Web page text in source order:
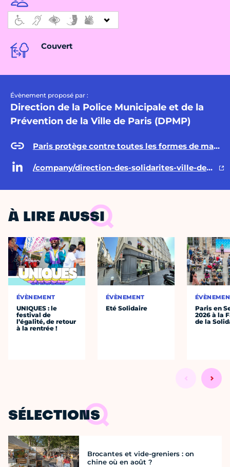
Couvert
Évènement proposé par :
Direction de la Police Municipale et de la
Prévention de la Ville de Paris (DPMP)
Paris protège contre toutes les formes de malveillance, violence et maltraitance
/company/direction-des-solidarites-ville-de-paris/posts/
À LIRE AUSSI
ÉVÈNEMENT
UNIQUES : le
festival de
l’égalité, de retour
à la rentrée !
ÉVÈNEMENT
Eté Solidaire
Paris en
2026 à la
de la
SÉLECTIONS
Brocantes et vide-greniers : on
chine où en août ?